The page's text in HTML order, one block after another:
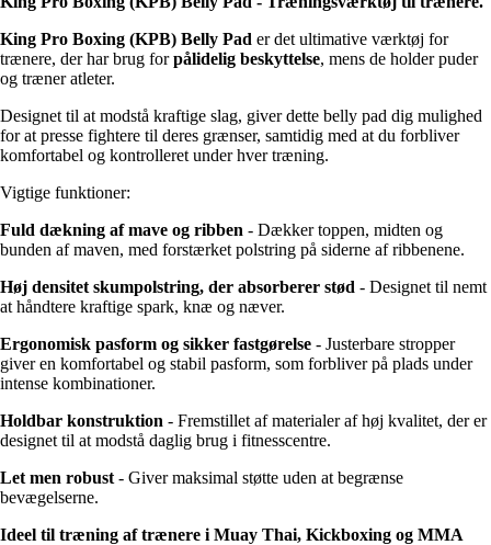
King Pro Boxing (KPB) Belly Pad er det ultimative værktøj for
trænere, der har brug forpålidelig beskyttelse, mens de holder puder
og træner atleter.
Designet til at modstå kraftige slag, giver dette belly pad dig mulighed
for at presse fightere til deres grænser, samtidig med at du forbliver
komfortabel og kontrolleret under hver træning.
Vigtige funktioner:
Fuld dækning af mave og ribben - Dækker toppen, midten og
bunden af maven, med forstærket polstring på siderne af ribbenene.
Høj densitet skumpolstring, der absorberer stød - Designet til nemt
at håndtere kraftige spark, knæ og næver.
Ergonomisk pasform og sikker fastgørelse - Justerbare stropper
giver en komfortabel og stabil pasform, som forbliver på plads under
intense kombinationer.
Holdbar konstruktion - Fremstillet af materialer af høj kvalitet, der er
designet til at modstå daglig brug i fitnesscentre.
Let men robust - Giver maksimal støtte uden at begrænse
bevægelserne.
Ideel til træning af trænere i Muay Thai, Kickboxing og MMA